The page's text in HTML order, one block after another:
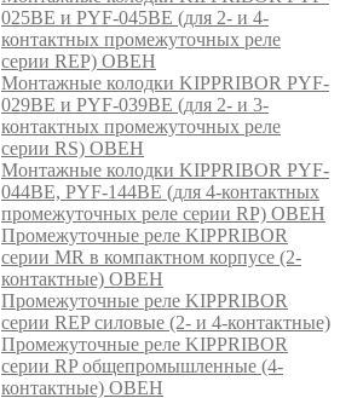
025BE и PYF-045BE (для 2- и 4-
контактных промежуточных реле
серии REP) ОВЕН
Монтажные колодки KIPPRIBOR PYF-
029BE и PYF-039BE (для 2- и 3-
контактных промежуточных реле
серии RS) ОВЕН
Монтажные колодки KIPPRIBOR PYF-
044BE, PYF-144BE (для 4-контактных
промежуточных реле серии RP) ОВЕН
Промежуточные реле KIPPRIBOR
серии MR в компактном корпусе (2-
контактные) ОВЕН
Промежуточные реле KIPPRIBOR
серии REP силовые (2- и 4-контактные)
Промежуточные реле KIPPRIBOR
серии RP общепромышленные (4-
контактные) ОВЕН